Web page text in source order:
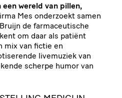
wereld van pillen,
Mes onderzoekt samen
de farmaceutische
om daar als patiënt
mix van fictie en
livemuziek van
scherpe humor van